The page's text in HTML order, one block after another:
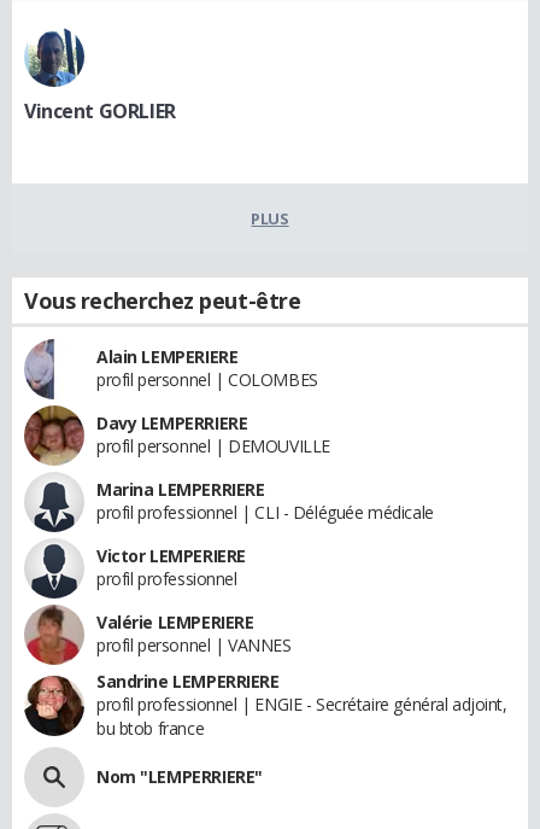
Vincent GORLIER
PLUS
Vous recherchez peut-être
Alain LEMPERIERE
profil personnel | COLOMBES
Davy LEMPERRIERE
profil personnel | DEMOUVILLE
Marina LEMPERRIERE
profil professionnel | CLI - Déléguée médicale
Victor LEMPERIERE
profil professionnel
Valérie LEMPERIERE
profil personnel | VANNES
Sandrine LEMPERRIERE
profil professionnel | ENGIE - Secrétaire général adjoint,
bu btob france
Nom "LEMPERRIERE"